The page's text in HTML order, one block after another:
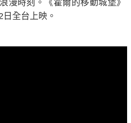
漫時刻。《霍爾的移動城堡》
全台上映。